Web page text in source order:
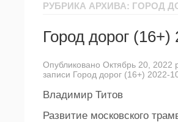
РУБРИКА АРХИВА: ГОРОД
Город дорог (16+)
Опубликовано Октябрь 20, 2022
записи Город дорог (16+) 2022-
Владимир Титов
Развитие московского